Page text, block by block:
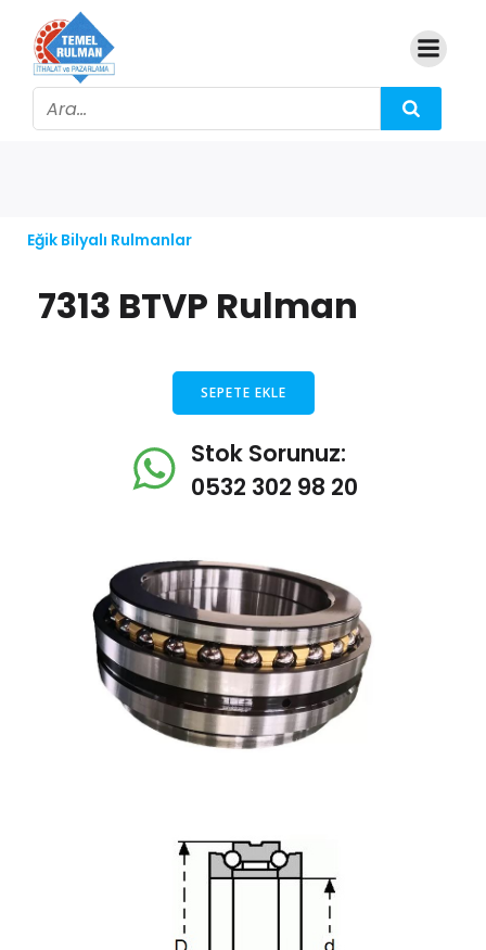
Eğik Bilyalı Rulmanlar
7313 BTVP Rulman
SEPETE EKLE
Stok Sorunuz:
0532 302 98 20